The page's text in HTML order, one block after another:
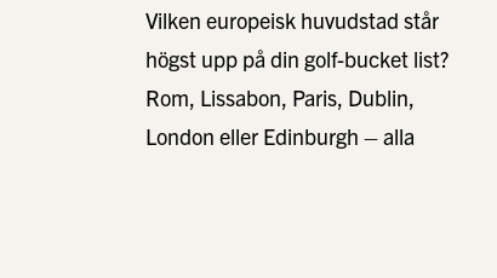
Vilken europeisk huvudstad står
högst upp på din golf-bucket list?
Rom, Lissabon, Paris, Dublin,
London eller Edinburgh – alla